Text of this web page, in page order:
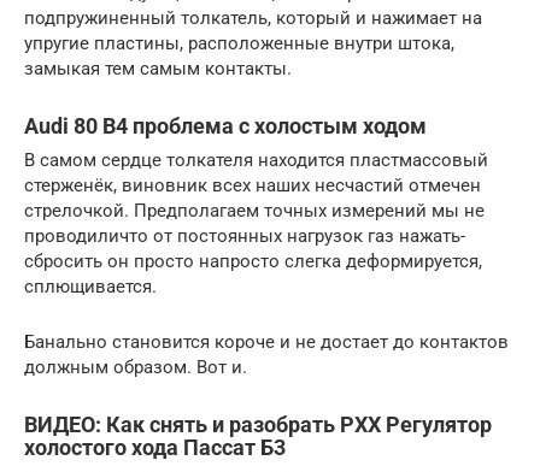
подпружиненный толкатель, который и нажимает на
упругие пластины, расположенные внутри штока,
замыкая тем самым контакты.
Audi 80 B4 проблема с холостым ходом
В самом сердце толкателя находится пластмассовый
стерженёк, виновник всех наших несчастий отмечен
стрелочкой. Предполагаем точных измерений мы не
проводиличто от постоянных нагрузок газ нажать-
сбросить он просто напросто слегка деформируется,
сплющивается.
Банально становится короче и не достает до контактов
должным образом. Вот и.
ВИДЕО: Как снять и разобрать РХХ Регулятор
холостого хода Пассат Б3